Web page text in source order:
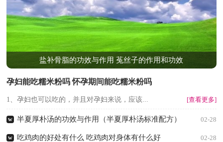
盐补骨脂的功效与作用 菟丝子的作用和功效
孕妇能吃糯米粉吗 怀孕期间能吃糯米粉吗
1、孕妇也可以吃的，并且对孕妇来说，应该... [查看更多]
w 半夏厚朴汤的功效与作用（半夏厚朴汤标准配方） 02-28
w 吃鸡肉的好处有什么 吃鸡肉对身体有什么好 02-28